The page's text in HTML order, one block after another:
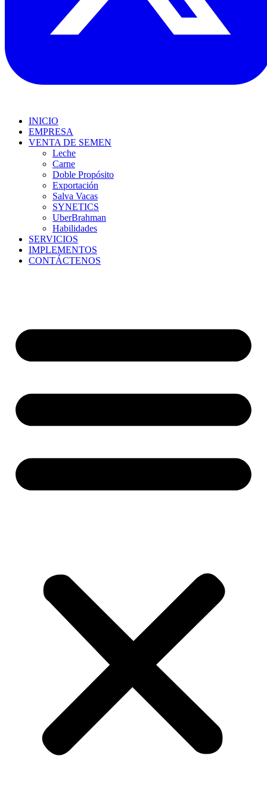
INICIO
EMPRESA
VENTA DE SEMEN
Leche
Carne
Doble Propósito
Exportación
Salva Vacas
SYNETICS
UberBrahman
Habilidades
SERVICIOS
IMPLEMENTOS
CONTÁCTENOS